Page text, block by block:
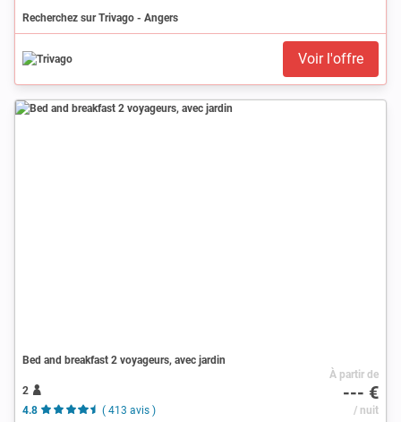
Recherchez sur Trivago - Angers
Voir l'offre
Bed and breakfast 2 voyageurs, avec jardin
2
4.8
( 413 avis )
À partir de
--- €
/ nuit